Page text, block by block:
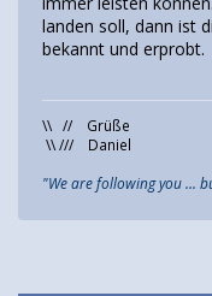
landen soll, dann ist
bekannt und erprobt.
\\ // Grüße
\\ /// Daniel
"We are following you ...